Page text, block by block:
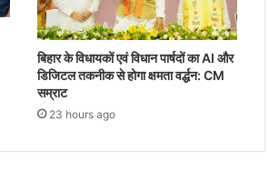
बिहार के विधायकों एवं विधान पार्षदों का AI और
डिजिटल तकनीक से होगा क्षमता वर्द्धन: CM
सम्राट
23 hours ago